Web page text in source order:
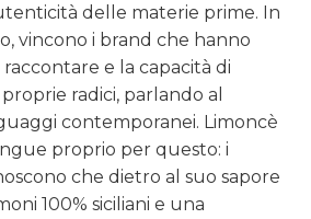
delle materie prime. In
vincono i brand che hanno
e la capacità di
radici, parlando al
contemporanei. Limoncè
proprio per questo: i
che dietro al suo sapore
100% siciliani e una